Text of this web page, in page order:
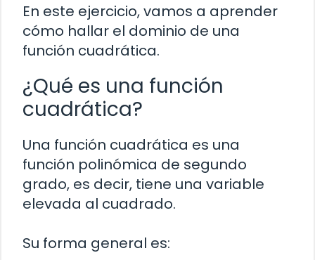
En este ejercicio, vamos a aprender
cómo hallar el dominio de una
función cuadrática.
¿Qué es una función
cuadrática?
Una función cuadrática es una
función polinómica de segundo
grado, es decir, tiene una variable
elevada al cuadrado.
Su forma general es: